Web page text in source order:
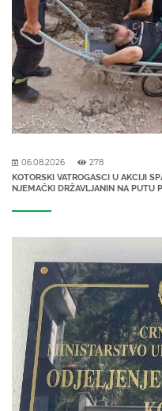
06.08.2026 278
KOTORSKI VATROGASCI U AKCIJI
NJEMAČKI DRŽAVLJANIN NA PUTU